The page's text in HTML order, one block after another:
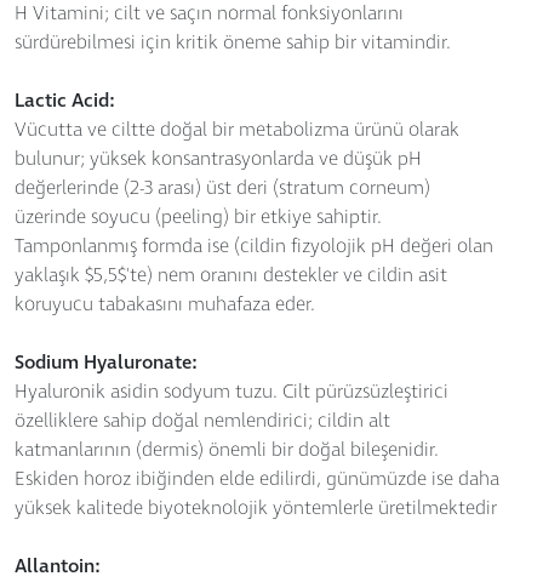
H Vitamini; cilt ve saçın normal fonksiyonlarını
sürdürebilmesi için kritik öneme sahip bir vitamindir.
Lactic Acid:
Vücutta ve ciltte doğal bir metabolizma ürünü olarak
bulunur; yüksek konsantrasyonlarda ve düşük pH
değerlerinde (2-3 arası) üst deri (stratum corneum)
üzerinde soyucu (peeling) bir etkiye sahiptir.
Tamponlanmış formda ise (cildin fizyolojik pH değeri olan
yaklaşık $5,5$'te) nem oranını destekler ve cildin asit
koruyucu tabakasını muhafaza eder.
Sodium Hyaluronate:
Hyaluronik asidin sodyum tuzu. Cilt pürüzsüzleştirici
özelliklere sahip doğal nemlendirici; cildin alt
katmanlarının (dermis) önemli bir doğal bileşenidir.
Eskiden horoz ibiğinden elde edilirdi, günümüzde ise daha
yüksek kalitede biyoteknolojik yöntemlerle üretilmektedir
Allantoin: